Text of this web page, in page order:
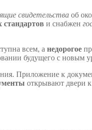
свидетельства об
и снабжен
всем, а недорогое
будущего с новым
Приложение к
открывают двери